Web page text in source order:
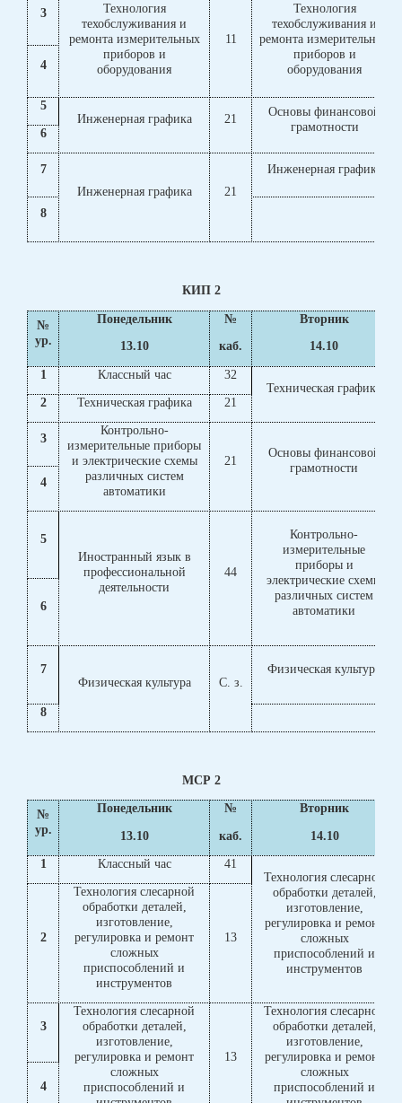
3
Технология
техобслуживания и
ремонта измерительных
приборов и
оборудования
11
Технология
техобслуживания и
ремонта измерительных
приборов и
оборудования
4
5
Инженерная графика
21
Основы финансовой
грамотности
6
7
Инженерная графика
21
Инженерная графика
8
КИП 2
№
ур.
Понедельник
13.10
№
каб.
Вторник
14.10
1
Классный час
32
Техническая графика
2
Техническая графика 21
3
Контрольно-
измерительные приборы
и электрические схемы
различных систем
автоматики
21
Основы финансовой
грамотности
4
5
Иностранный язык в
профессиональной
деятельности
44
Контрольно-
измерительные
приборы и
электрические схемы
различных систем
автоматики
6
7
Физическая культура
С. з.
Физическая культура
8
МСР 2
№
ур.
Понедельник
13.10
№
каб.
Вторник
14.10
1
Классный час
41
Технология слесарной
обработки деталей,
изготовление,
регулировка и ремонт
сложных
приспособлений и
инструментов
2
Технология слесарной
обработки деталей,
изготовление,
регулировка и ремонт
сложных
приспособлений и
инструментов
13
3
Технология слесарной
обработки деталей,
изготовление,
регулировка и ремонт
сложных
приспособлений и
13
Технология слесарной
обработки деталей,
изготовление,
регулировка и ремонт
сложных
приспособлений и
4